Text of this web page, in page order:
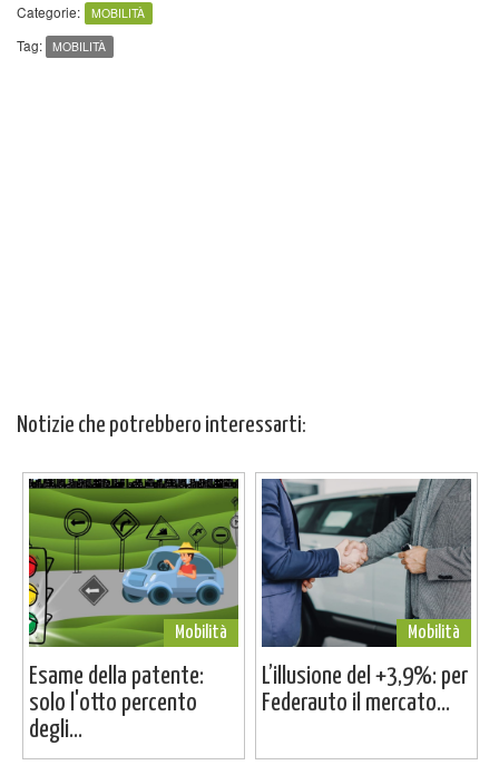
Categorie: MOBILITÀ
Tag: MOBILITÀ
Notizie che potrebbero interessarti:
Mobilità
Esame della patente:
solo l'otto percento
degli...
Mobilità
L’illusione del +3,9%: per
Federauto il mercato...